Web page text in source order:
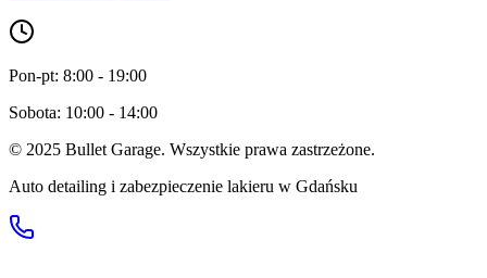
Pon-pt: 8:00 - 19:00
Sobota: 10:00 - 14:00
© 2025 Bullet Garage. Wszystkie prawa zastrzeżone.
Auto detailing i zabezpieczenie lakieru w Gdańsku